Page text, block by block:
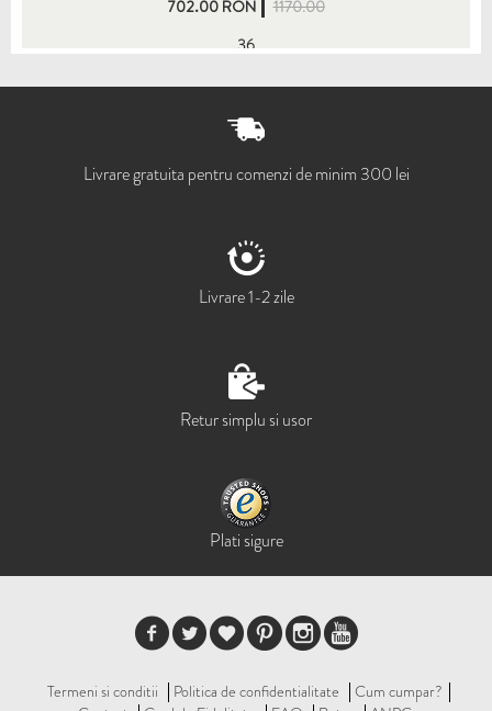
702.00 RON
1170.00
36
Livrare gratuita pentru comenzi de minim 300 lei
Livrare 1-2 zile
Retur simplu si usor
Plati sigure
Termeni si conditii Politica de confidentialitate
Cum cumpar?